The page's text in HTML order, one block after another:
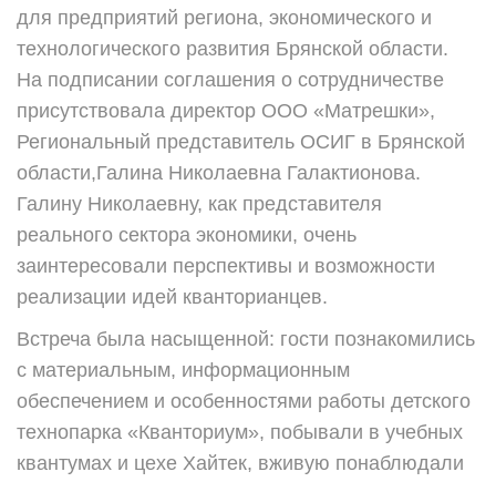
для предприятий региона, экономического и
технологического развития Брянской области.
На подписании соглашения о сотрудничестве
присутствовала директор ООО «Матрешки»,
Региональный представитель ОСИГ в Брянской
области,Галина Николаевна Галактионова.
Галину Николаевну, как представителя
реального сектора экономики, очень
заинтересовали перспективы и возможности
реализации идей кванторианцев.
Встреча была насыщенной: гости познакомились
с материальным, информационным
обеспечением и особенностями работы детского
технопарка «Кванториум», побывали в учебных
квантумах и цехе Хайтек, вживую понаблюдали